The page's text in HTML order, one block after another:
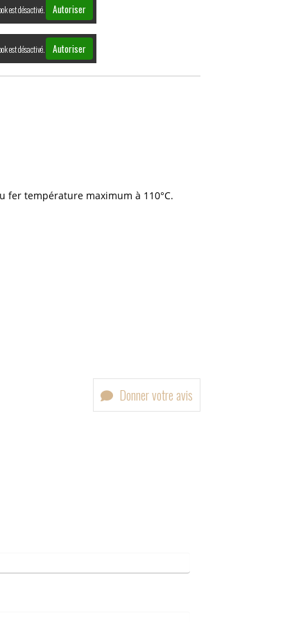
est désactivé. Autoriser
est désactivé. Autoriser
fer température maximum à 110°C.
Donner votre avis